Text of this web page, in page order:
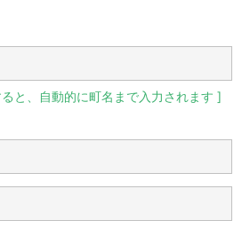
と、自動的に町名まで入力されます ]